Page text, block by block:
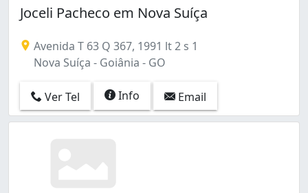
Joceli Pacheco em Nova Suíça
Avenida T 63 Q 367, 1991 lt 2 s 1
Nova Suíça - Goiânia - GO
Ver Tel Info Email